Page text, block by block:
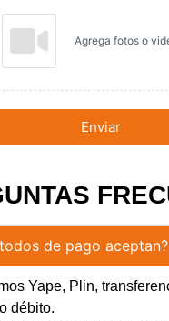
Agrega fotos o
Enviar
de pago aceptan?
Yape, Plin,
débito.